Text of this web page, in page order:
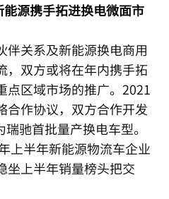
源携手拓进换电微面市
伴关系及新能源换电商用
，双方或将在年内携手拓
点区域市场的推广。2021
合作协议，双方合作开发
驰首批量产换电车型。
上半年新能源物流车企业
坐上半年销量榜头把交